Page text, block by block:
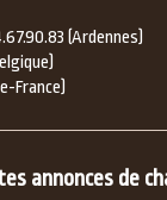
(Ardennes)
France)
annonces de